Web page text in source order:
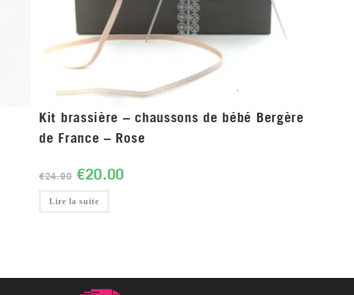
Kit brassière – chaussons de bébé Bergère
de France – Rose
€24.90 €20.00
Lire la suite